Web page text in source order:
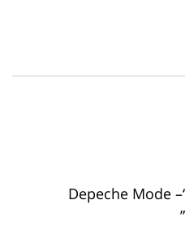
היה הראשון לכתוב סקירה “Depeche Mode –